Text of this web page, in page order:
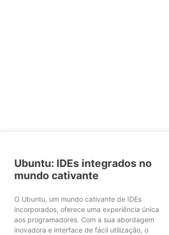
Ubuntu: IDEs integrados no
mundo cativante
O Ubuntu, um mundo cativante de IDEs
incorporados, oferece uma experiência única
aos programadores. Com a sua abordagem
inovadora e interface de fácil utilização, o